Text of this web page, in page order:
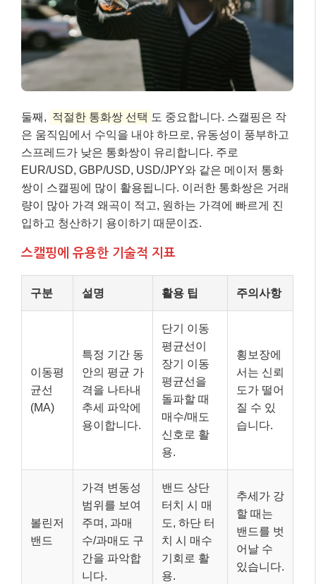
둘째, 적절한 통화쌍 선택 도 중요합니다. 스캘핑은 작
은 움직임에서 수익을 내야 하므로, 유동성이 풍부하고
스프레드가 낮은 통화쌍이 유리합니다. 주로
EUR/USD, GBP/USD, USD/JPY와 같은 메이저 통화
쌍이 스캘핑에 많이 활용됩니다. 이러한 통화쌍은 거래
량이 많아 가격 왜곡이 적고, 원하는 가격에 빠르게 진
입하고 청산하기 용이하기 때문이죠.
스캘핑에 유용한 기술적 지표
구분 설명 활용 팁 주의사항
이동평
균선
(MA)
특정 기간 동
안의 평균 가
격을 나타내
추세 파악에
용이합니다.
단기 이동
평균선이
장기 이동
평균선을
돌파할 때
매수/매도
신호로 활
용.
횡보장에
서는 신뢰
도가 떨어
질 수 있
습니다.
볼린저
밴드
가격 변동성
범위를 보여
주며, 과매
수/과매도 구
간을 파악합
니다.
밴드 상단
터치 시 매
도, 하단 터
치 시 매수
기회로 활
용.
추세가 강
할 때는
밴드를 벗
어날 수
있습니다.